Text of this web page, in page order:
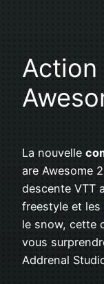
Action
La nouvelle
are Awesome
descente VTT
freestyle et les
le snow, cette
vous
Addrenal